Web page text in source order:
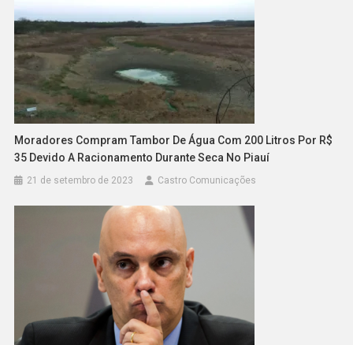
Moradores Compram Tambor De Água Com 200 Litros Por R$
35 Devido A Racionamento Durante Seca No Piauí
21 de setembro de 2023 Castro Comunicações